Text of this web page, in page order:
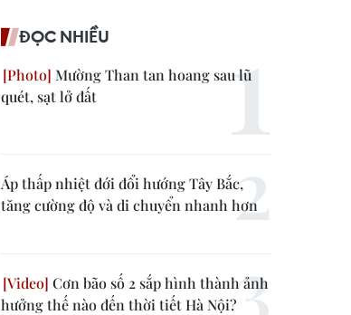
ĐỌC NHIỀU
Mường Than tan hoang sau lũ
quét, sạt lở đất
Áp thấp nhiệt đới đổi hướng Tây Bắc,
tăng cường độ và di chuyển nhanh hơn
Cơn bão số 2 sắp hình thành ảnh
hưởng thế nào đến thời tiết Hà Nội?